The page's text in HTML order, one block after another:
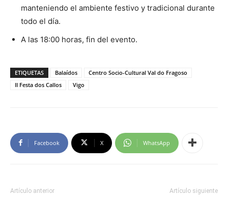
manteniendo el ambiente festivo y tradicional durante
todo el día.
A las 18:00 horas, fin del evento.
ETIQUETAS Balaídos
Centro Socio-Cultural Val do Fragoso
II Festa dos Callos
Vigo
Facebook X WhatsApp
Artículo anterior Artículo siguiente